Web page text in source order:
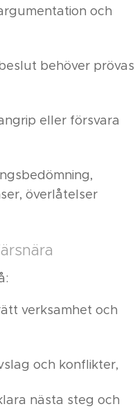
och
behöver prövas
eller försvara
överlåtelser
verksamhet och
och konflikter,
nästa steg och